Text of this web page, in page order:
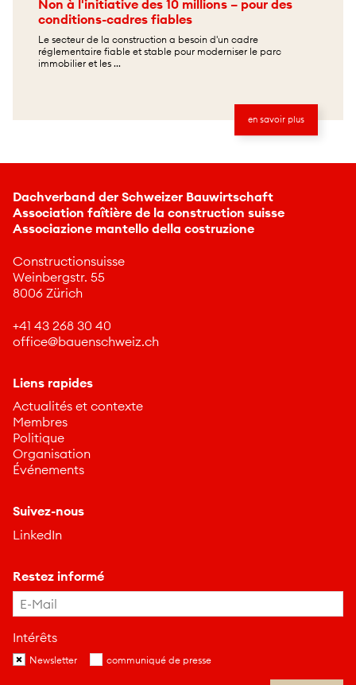
Non à l'initiative des 10 millions – pour des
conditions-cadres fiables
Le secteur de la construction a besoin d'un cadre
réglementaire fiable et stable pour moderniser le parc
immobilier et les ...
en savoir plus
Dachverband der Schweizer Bauwirtschaft
Association faîtière de la construction suisse
Associazione mantello della costruzione
Constructionsuisse
Weinbergstr. 55
8006 Zürich
+41 43 268 30 40
ff c b nschw z ch
Liens rapides
Actualités et contexte
Membres
Politique
Organisation
Événements
Suivez-nous
LinkedIn
Restez informé
Intérêts
Newsletter communiqué de presse